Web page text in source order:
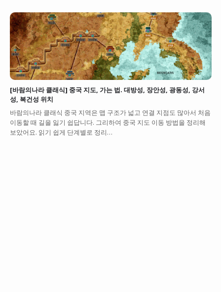
[바람의나라 클래식] 중국 지도, 가는 법. 대방성, 장안성, 광동성, 강서
성, 복건성 위치
바람의나라 클래식 중국 지역은 맵 구조가 넓고 연결 지점도 많아서 처음
이동할 때 길을 잃기 쉽답니다. 그리하여 중국 지도 이동 방법을 정리해
보았어요. 읽기 쉽게 단계별로 정리…